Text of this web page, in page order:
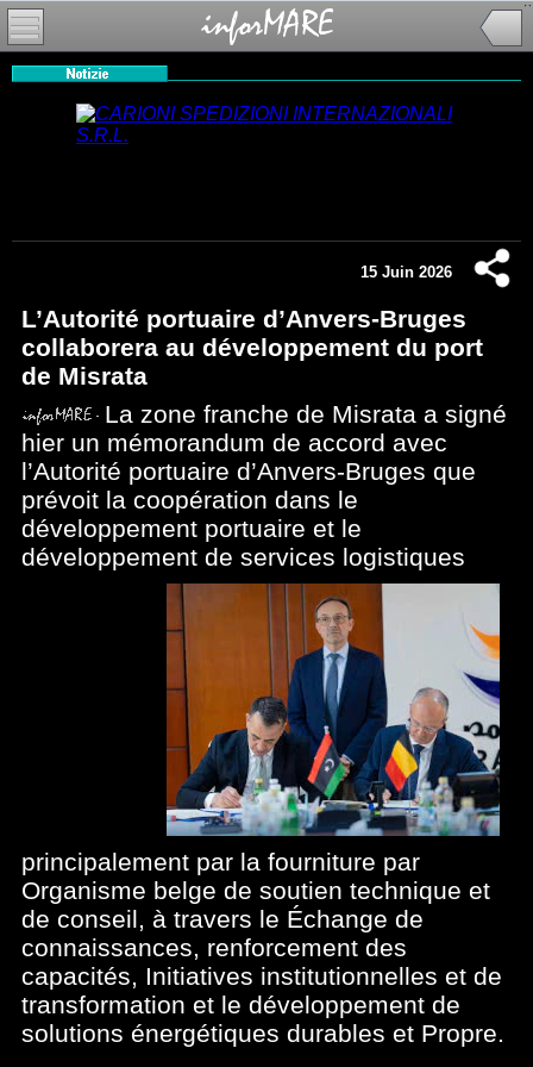
15 Juin 2026
L’Autorité portuaire d’Anvers-Bruges
collaborera au développement du port
de Misrata
La zone franche de Misrata a signé
hier un mémorandum de accord avec
l’Autorité portuaire d’Anvers-Bruges que
prévoit la coopération dans le
développement portuaire et le
développement de services logistiques
principalement par la fourniture par
Organisme belge de soutien technique et
de conseil, à travers le Échange de
connaissances, renforcement des
capacités, Initiatives institutionnelles et de
transformation et le développement de
solutions énergétiques durables et Propre.